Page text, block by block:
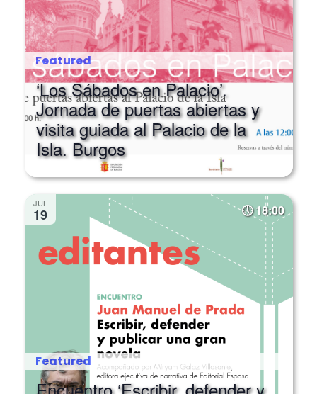
Featured
‘Los Sábados en Palacio’.
Jornada de puertas abiertas y
visita guiada al Palacio de la
Isla. Burgos
JUL
19 18:00
Encuentro ‘Escribir, defender y